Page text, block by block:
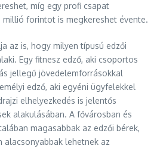
míg egy profi csapat
millió forintot is megkereshet évente.
az is, hogy milyen típusú edzői
Egy fitnesz edző, aki csoportos
jellegű jövedelemforrásokkal
edző, aki egyéni ügyfelekkel
elhelyezkedés is jelentős
alakulásában. A fővárosban és
magasabbak az edzői bérek,
alacsonyabbak lehetnek az